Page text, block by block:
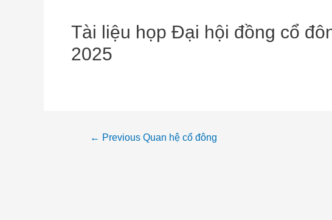
Tài liệu họp Đại hội đồng cổ
2025
← Previous Quan hệ cổ đông